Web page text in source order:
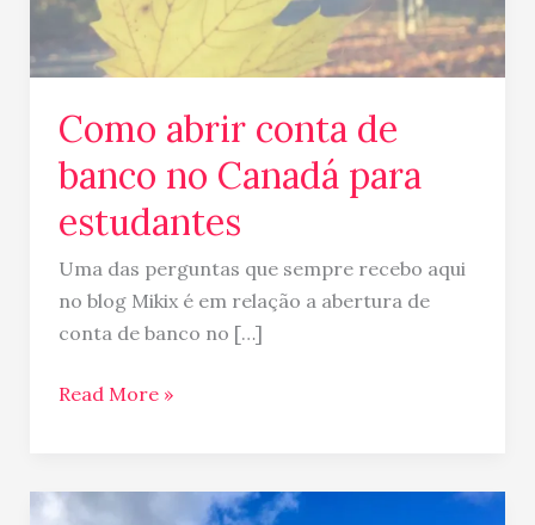
Como abrir conta de
banco no Canadá para
estudantes
Uma das perguntas que sempre recebo aqui
no blog Mikix é em relação a abertura de
conta de banco no […]
Canadá
para
estudantes
Read More »
CANADÁ: